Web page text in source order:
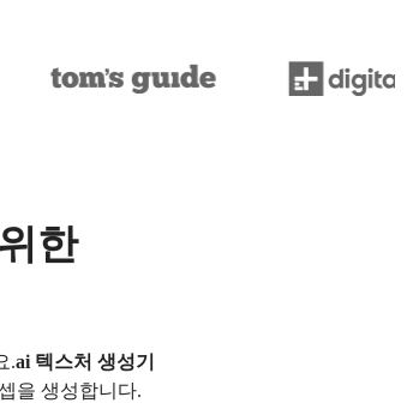
한
.ai 텍스처 생성기
을 생성합니다.